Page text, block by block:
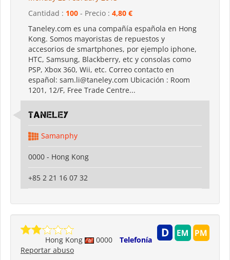
Cantidad : 100 - Precio : 4,80 €
Taneley.com es una compañía española en Hong
Kong. Somos mayoristas de repuestos y
accesorios de smartphones, por ejemplo iphone,
HTC, Samsung, Blackberry, etc y consolas como
PSP, Xbox 360, Wii, etc. Correo contacto en
español: sam.li@taneley.com Ubicación : Room
1201, 12/F, Free Trade Centre...
Taneley
Samanphy
0000 - Hong Kong
+85 2 21 16 07 32
Hong Kong 0000
Telefonía
Reportar abuso